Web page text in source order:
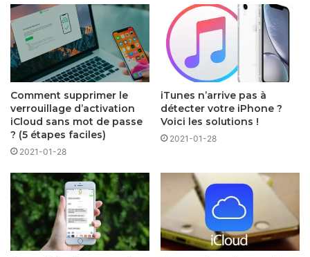
Comment supprimer le
verrouillage d’activation
iCloud sans mot de passe
? (5 étapes faciles)
2021-01-28
iTunes n’arrive pas à
détecter votre iPhone ?
Voici les solutions !
2021-01-28